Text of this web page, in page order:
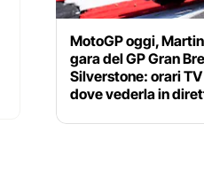
MotoGP oggi,
gara del GP Gran
Silverstone: orari TV
dove vederla in